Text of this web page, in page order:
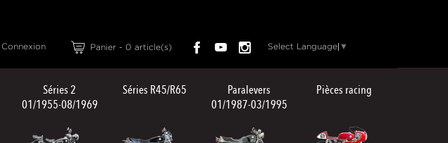
Connexion Panier - 0 article(s) Select Language ▼
Séries 2
01/1955-08/1969
Séries R45/R65
Paralevers
01/1987-03/1995
Pièces racing